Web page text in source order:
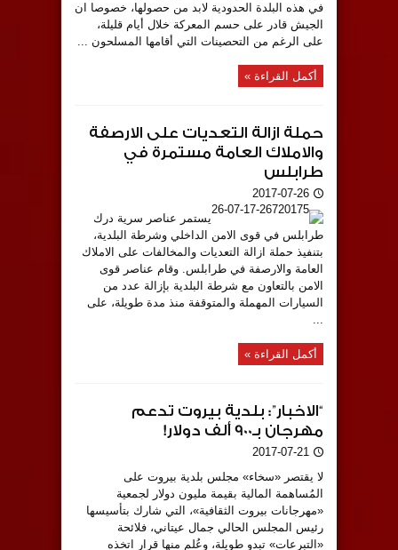
في هذه البلدة الحدودية لابد من حصولها، خصوصا ان
الجيش قادر على حسم المعركة خلال أيام قليلة،
على الرغم من التحصينات التي أقامها المسلحون ...
أكمل القراءة »
حملة ازالة التعديات على الارصفة
والاملاك العامة مستمرة في
طرابلس
2017-07-26
يستمر عناصر سرية درك
طرابلس في قوى الامن الداخلي وشرطة البلدية،
بتنفيذ حملة ازالة التعديات والمخالفات على الاملاك
العامة والارصفة في طرابلس. وقام عناصر قوى
الامن بالتعاون مع شرطة البلدية بإزالة عدد من
السيارات المهملة والمتوقفة منذ مدة طويلة، على
...
أكمل القراءة »
“الاخبار”: بلدية بيروت تدعم
مهرجان بـ900 ألف دولار!
2017-07-21
لا يقتصر «سخاء» مجلس بلدية بيروت على
المُساهمة المالية بقيمة مليون دولار لجمعية
«مهرجانات بيروت الثقافية»، التي شارك بتأسيسها
رئيس المجلس الحالي جمال عيتاني، فلائحة
«التبرعات» تبدو طويلة، وعُلم منها قرار اتخذه